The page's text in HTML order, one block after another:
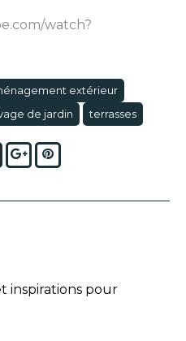
watch?
extérieur
de jardin terrasses
Google+Pinterest
inspirations pour